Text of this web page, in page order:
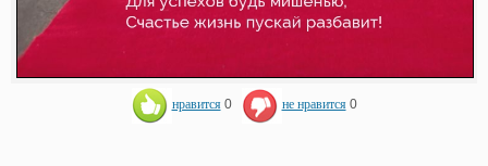
нравится 0 не нравится 0